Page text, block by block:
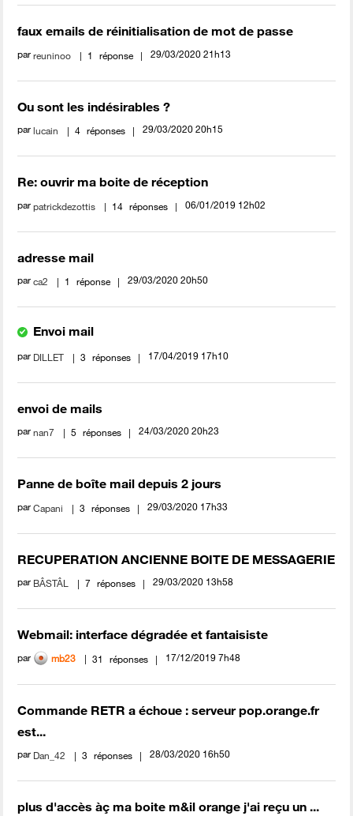
faux emails de réinitialisation de mot de passe
parreuninoo 1 réponse ‎29/03/2020 21h13
Ou sont les indésirables ?
parlucain 4 réponses ‎29/03/2020 20h15
Re: ouvrir ma boite de réception
parpatrickdezottis 14 réponses ‎06/01/2019 12h02
adresse mail
parca2 1 réponse ‎29/03/2020 20h50
Envoi mail
par DILLET 3 réponses ‎17/04/2019 17h10
envoi de mails
parnan7 5 réponses ‎24/03/2020 20h23
Panne de boîte mail depuis 2 jours
parCapani 3 réponses ‎29/03/2020 17h33
RECUPERATION ANCIENNE BOITE DE MESSAGERIE
par BÂSTÂL 7 réponses ‎29/03/2020 13h58
Webmail: interface dégradée et fantaisiste
par mb23 31 réponses ‎17/12/2019 7h48
Commande RETR a échoue : serveur pop.orange.fr
est...
par Dan_42 3 réponses ‎28/03/2020 16h50
plus d'accès àç ma boite m&il orange j'ai reçu un ...